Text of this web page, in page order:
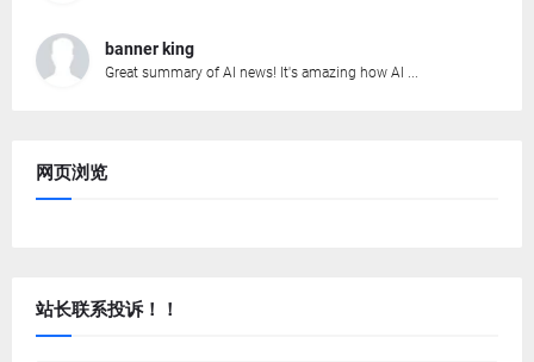
banner king
Great summary of AI news! It's amazing how AI ...
网页浏览
站长联系投诉！！